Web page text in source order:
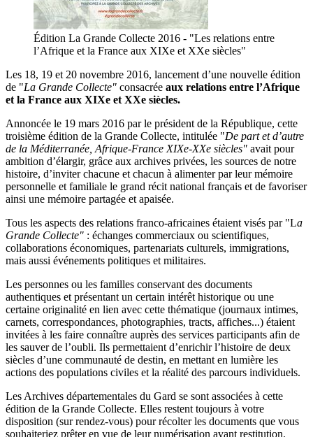
Édition La Grande Collecte 2016 - "Les relations entre
l’Afrique et la France aux XIXe et XXe siècles"
Les 18, 19 et 20 novembre 2016, lancement d’une nouvelle édition
de "La Grande Collecte" consacrée aux relations entre l’Afrique
et la France aux XIXe et XXe siècles.
Annoncée le 19 mars 2016 par le président de la République, cette
troisième édition de la Grande Collecte, intitulée "De part et d’autre
de la Méditerranée, Afrique-France XIXe-XXe siècles" avait pour
ambition d’élargir, grâce aux archives privées, les sources de notre
histoire, d’inviter chacune et chacun à alimenter par leur mémoire
personnelle et familiale le grand récit national français et de favoriser
ainsi une mémoire partagée et apaisée.
Tous les aspects des relations franco-africaines étaient visés par "La
Grande Collecte" : échanges commerciaux ou scientifiques,
collaborations économiques, partenariats culturels, immigrations,
mais aussi événements politiques et militaires.
Les personnes ou les familles conservant des documents
authentiques et présentant un certain intérêt historique ou une
certaine originalité en lien avec cette thématique (journaux intimes,
carnets, correspondances, photographies, tracts, affiches...) étaient
invitées à les faire connaître auprès des services participants afin de
les sauver de l’oubli. Ils permettaient d’enrichir l’histoire de deux
siècles d’une communauté de destin, en mettant en lumière les
actions des populations civiles et la réalité des parcours individuels.
Les Archives départementales du Gard se sont associées à cette
édition de la Grande Collecte. Elles restent toujours à votre
disposition (sur rendez-vous) pour récolter les documents que vous
souhaiteriez prêter en vue de leur numérisation avant restitution.